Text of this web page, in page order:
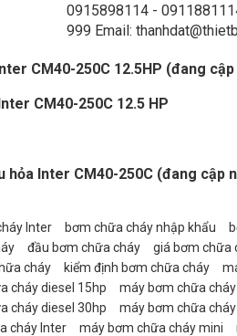
0915898114 -
999 Email:
CM40-250C 12.5HP (đang
CM40-250C 12.5 HP
hỏa Inter CM40-250C (đang cập
Inter bơm chữa cháy nhập khẩu
đầu bơm chữa cháy
giá bơm chữa
cháy kiểm định bơm chữa cháy
cháy diesel 15hp
máy bơm chữa
cháy diesel 30hp
máy bơm chữa
cháy Inter máy bơm chữa cháy mini